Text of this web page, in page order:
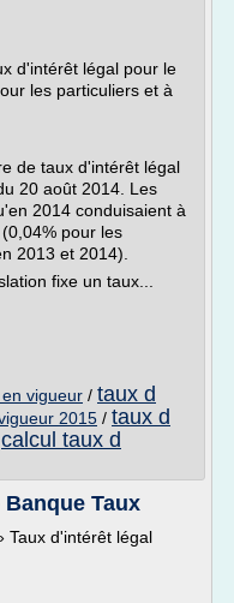
d'intérêt légal pour le
les particuliers et à
de taux d'intérêt légal
20 août 2014. Les
2014 conduisaient à
pour les
2013 et 2014).
fixe un taux...
vigueur / taux d
2015 / taux d
calcul taux d
Banque Taux
Taux d'intérêt légal